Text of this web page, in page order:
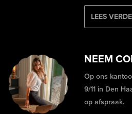
LEES
NEEM
Op ons
9/11 in Den
op afspraak.